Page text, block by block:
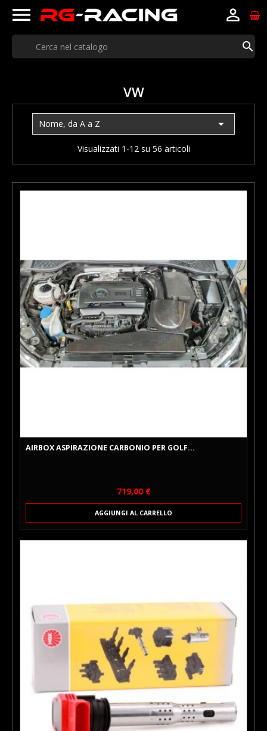
 

VW
Nome, da A a Z 
Visualizzati 1-12 su 56 articoli
AIRBOX ASPIRAZIONE CARBONIO PER GOLF...
Prezzo
719,00 €
AGGIUNGI AL CARRELLO